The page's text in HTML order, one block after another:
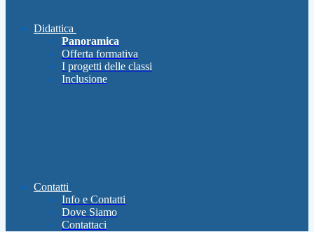
Didattica
Panoramica
Offerta formativa
I progetti delle classi
Inclusione
Contatti
Info e Contatti
Dove Siamo
Contattaci